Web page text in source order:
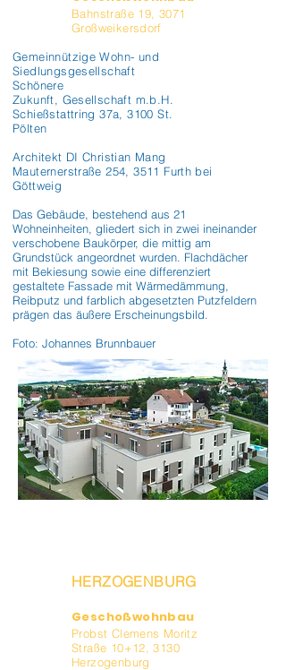
Bahnstraße 19, 3071
Großweikersdorf
Gemeinnützige Wohn- und
Siedlungsgesellschaft
Schönere
Zukunft, Gesellschaft m.b.H.
Schießstattring 37a, 3100 St.
Pölten
Architekt DI Christian Mang
Mauternerstraße 254, 3511 Furth bei
Göttweig
Das Gebäude, bestehend aus 21
Wohneinheiten, gliedert sich in zwei ineinander
verschobene Baukörper, die mittig am
Grundstück angeordnet wurden. Flachdächer
mit Bekiesung sowie eine differenziert
gestaltete Fassade mit Wärmedämmung,
Reibputz und farblich abgesetzten Putzfeldern
prägen das äußere Erscheinungsbild.
Foto: Johannes Brunnbauer
HERZOGENBURG
Geschoßwohnbau
Probst Clemens Moritz
Straße 10+12, 3130
Herzogenburg